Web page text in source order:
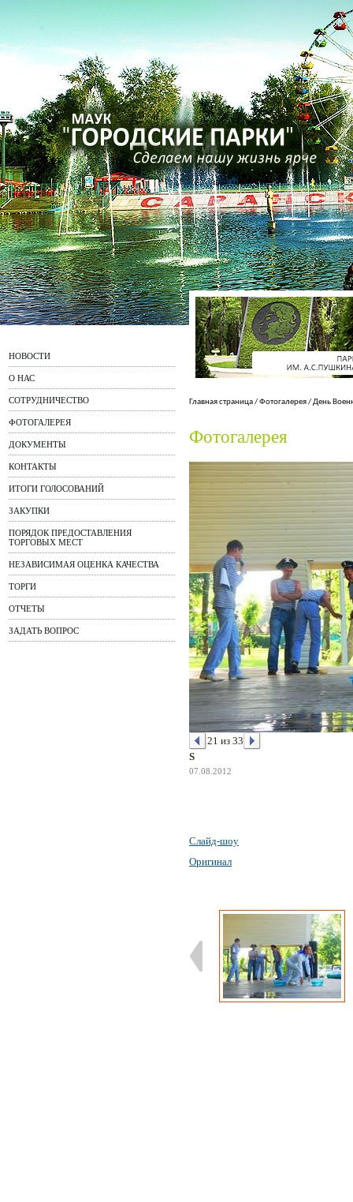
НОВОСТИ
О НАС
СОТРУДНИЧЕСТВО
ФОТОГАЛЕРЕЯ
ДОКУМЕНТЫ
КОНТАКТЫ
ИТОГИ ГОЛОСОВАНИЙ
ЗАКУПКИ
ПОРЯДОК ПРЕДОСТАВЛЕНИЯ
ТОРГОВЫХ МЕСТ
НЕЗАВИСИМАЯ ОЦЕНКА КАЧЕСТВА
ТОРГИ
ОТЧЕТЫ
ЗАДАТЬ ВОПРОС
Главная страница/Фотогалерея/День
Фотогалерея
21 из 33
S
07.08.2012
Слайд-шоу
Оригинал